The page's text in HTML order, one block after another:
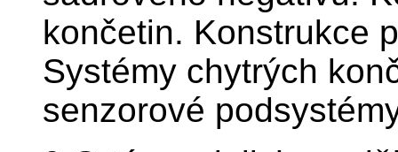
končetin. Konstrukce
Systémy chytrých
senzorové